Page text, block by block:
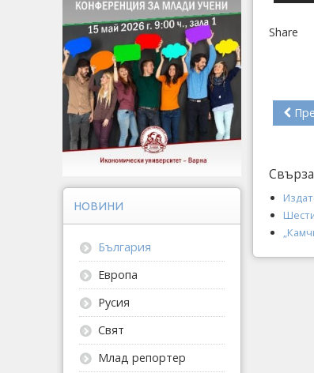
Share
НОВИНИ
България
Европа
Русия
Свят
Млад репортер